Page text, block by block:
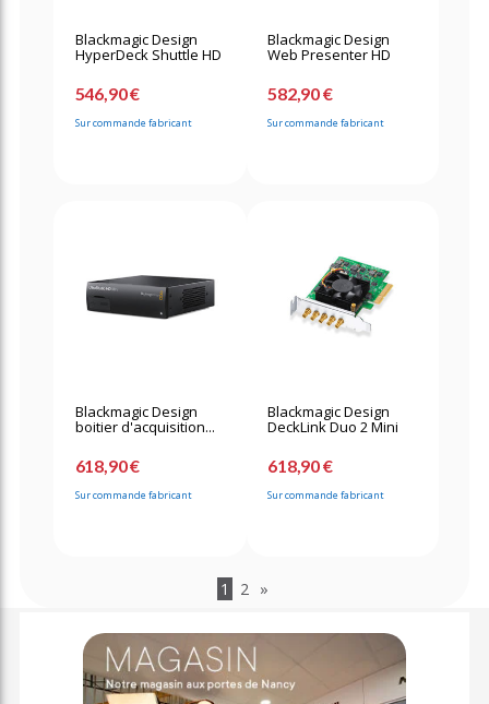
Blackmagic Design
HyperDeck Shuttle HD
546,90 €
Sur commande fabricant
Blackmagic Design
Web Presenter HD
582,90 €
Sur commande fabricant
Blackmagic Design
boitier d'acquisition...
618,90 €
Sur commande fabricant
Blackmagic Design
DeckLink Duo 2 Mini
618,90 €
Sur commande fabricant
1 2 »